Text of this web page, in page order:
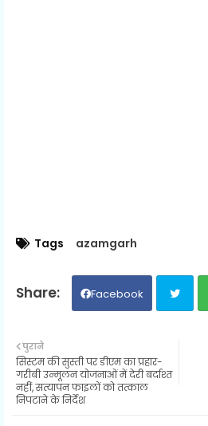
Tags azamgarh
Facebook
पुराने
सिस्टम की सुस्ती पर डीएम का प्रहार-
गरीबी उन्मूलन योजनाओं में देरी बर्दाश्त
नहीं, सत्यापन फाइलों को तत्काल
निपटाने के निर्देश